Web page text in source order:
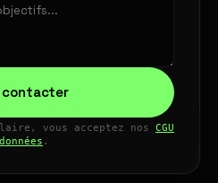
contacter
vous acceptez nos CGU
.